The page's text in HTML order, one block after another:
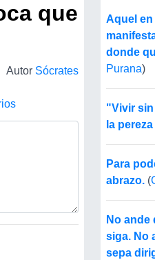
que
Autor Sócrates
Aquel
donde
Purana)
"Vivir sin
la
Para
abrazo. (
No ande
siga. No
sepa